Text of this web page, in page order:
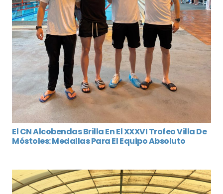
El CN Alcobendas Brilla En El XXXVI Trofeo Villa De
Móstoles: Medallas Para El Equipo Absoluto